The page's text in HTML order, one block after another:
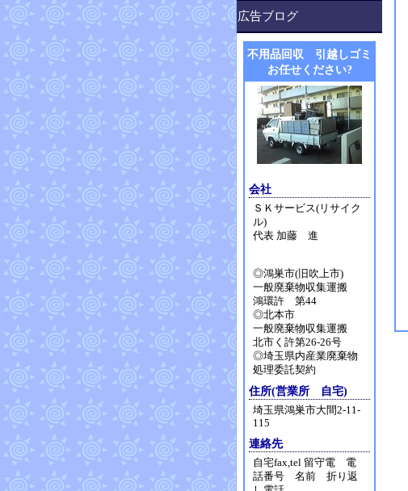
広告ブログ
不用品回収 引越しゴミ
お任せください?
会社
ＳＫサービス(リサイク
ル)
代表 加藤 進
◎鴻巣市(旧吹上市)
一般廃棄物収集運搬
鴻環許 第44
◎北本市
一般廃棄物収集運搬
北市く許第26-26号
◎埼玉県内産業廃棄物
処理委託契約
住所(営業所 自宅)
埼玉県鴻巣市大間2-11-
115
連絡先
自宅fax,tel 留守電 電
話番号 名前 折り返